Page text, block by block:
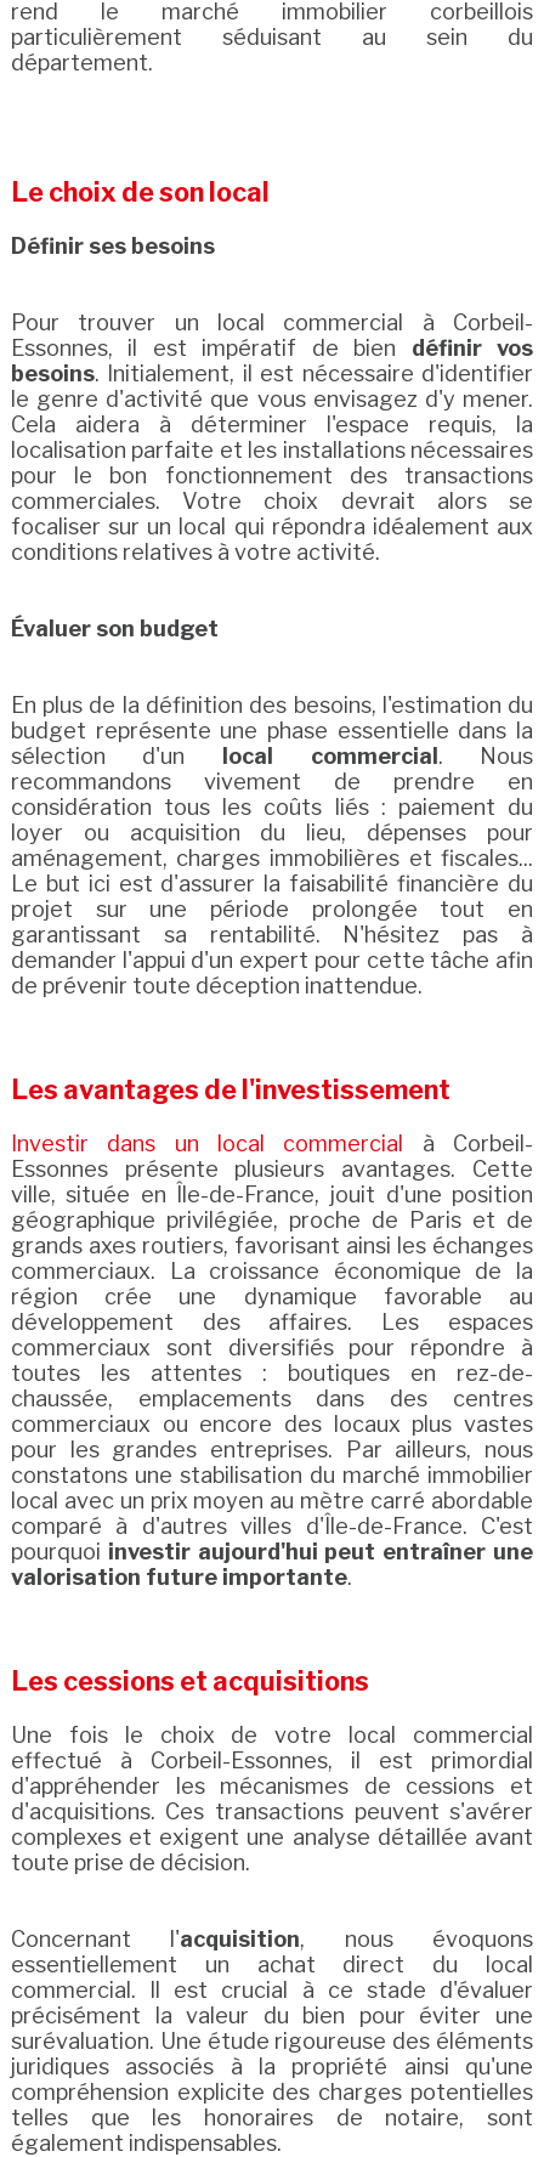
rend le marché immobilier corbeillois
particulièrement séduisant au sein du
département.
Le choix de son local
Définir ses besoins
Pour trouver un local commercial à Corbeil-
Essonnes, il est impératif de bien définir vos
besoins. Initialement, il est nécessaire d'identifier
le genre d'activité que vous envisagez d'y mener.
Cela aidera à déterminer l'espace requis, la
localisation parfaite et les installations nécessaires
pour le bon fonctionnement des transactions
commerciales. Votre choix devrait alors se
focaliser sur un local qui répondra idéalement aux
conditions relatives à votre activité.
Évaluer son budget
En plus de la définition des besoins, l'estimation du
budget représente une phase essentielle dans la
sélection d'un
local commercial . Nous
recommandons vivement de prendre en
considération tous les coûts liés : paiement du
loyer ou acquisition du lieu, dépenses pour
aménagement, charges immobilières et fiscales...
Le but ici est d'assurer la faisabilité financière du
projet sur une période prolongée tout en
garantissant sa rentabilité. N'hésitez pas à
demander l'appui d'un expert pour cette tâche afin
de prévenir toute déception inattendue.
Les avantages de l'investissement
Investir dans un local commercial
à Corbeil-
Essonnes présente plusieurs avantages. Cette
ville, située en Île-de-France, jouit d'une position
géographique privilégiée, proche de Paris et de
grands axes routiers, favorisant ainsi les échanges
commerciaux. La croissance économique de la
région crée une dynamique favorable au
développement des affaires. Les espaces
commerciaux sont diversifiés pour répondre à
toutes les attentes : boutiques en rez-de-
chaussée, emplacements dans des centres
commerciaux ou encore des locaux plus vastes
pour les grandes entreprises. Par ailleurs, nous
constatons une stabilisation du marché immobilier
local avec un prix moyen au mètre carré abordable
comparé à d'autres villes d'Île-de-France. C'est
pourquoi investir aujourd'hui peut entraîner une
valorisation future importante.
Les cessions et acquisitions
Une fois le choix de votre local commercial
effectué à Corbeil-Essonnes, il est primordial
d'appréhender les mécanismes de cessions et
d'acquisitions. Ces transactions peuvent s'avérer
complexes et exigent une analyse détaillée avant
toute prise de décision.
Concernant l'acquisition, nous évoquons
essentiellement un achat direct du local
commercial. Il est crucial à ce stade d'évaluer
précisément la valeur du bien pour éviter une
surévaluation. Une étude rigoureuse des éléments
juridiques associés à la propriété ainsi qu'une
compréhension explicite des charges potentielles
telles que les honoraires de notaire, sont
également indispensables.